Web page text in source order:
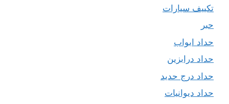
تكييف سيارات
حبر
حداد ابواب
حداد درابزين
حداد درج حديد
حداد ديوانيات